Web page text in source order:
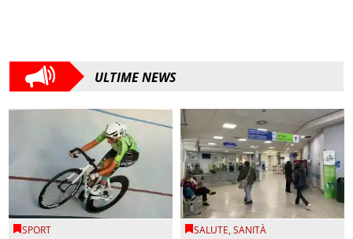
ULTIME NEWS
SPORT SALUTE,SANITÀ